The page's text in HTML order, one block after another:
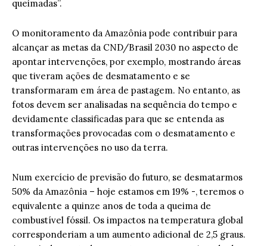
queimadas”.
O monitoramento da Amazônia pode contribuir para
alcançar as metas da CND/Brasil 2030 no aspecto de
apontar intervenções, por exemplo, mostrando áreas
que tiveram ações de desmatamento e se
transformaram em área de pastagem. No entanto, as
fotos devem ser analisadas na sequência do tempo e
devidamente classificadas para que se entenda as
transformações provocadas com o desmatamento e
outras intervenções no uso da terra.
Num exercício de previsão do futuro, se desmatarmos
50% da Amazônia – hoje estamos em 19% -, teremos o
equivalente a quinze anos de toda a queima de
combustível fóssil. Os impactos na temperatura global
corresponderiam a um aumento adicional de 2,5 graus.